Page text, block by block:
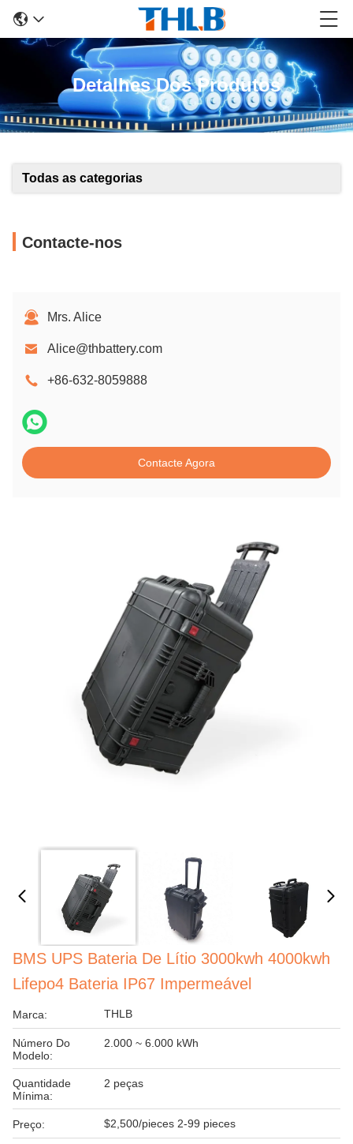
Detalhes Dos Produtos
Todas as categorias
Contacte-nos
Mrs. Alice
Alice@thbattery.com
+86-632-8059888
Contacte Agora
BMS UPS Bateria De Lítio 3000kwh 4000kwh
Lifepo4 Bateria IP67 Impermeável
Marca: THLB
Número Do
Modelo:
2.000 ~ 6.000 kWh
Quantidade
Mínima:
2 peças
Preço: $2,500/pieces 2-99 pieces